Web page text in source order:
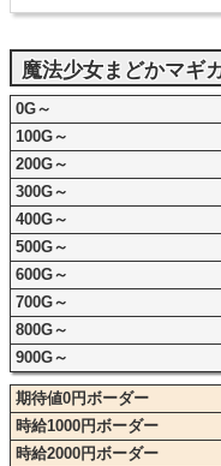
魔法少女まどかマギ
0G～
100G～
200G～
300G～
400G～
500G～
600G～
700G～
800G～
900G～
期待値0円ボーダー
時給1000円ボーダー
時給2000円ボーダー